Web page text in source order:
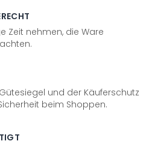
Zeit nehmen, die Ware
und der Käuferschutz
beim Shoppen.